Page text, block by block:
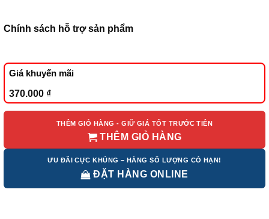
Chính sách hỗ trợ sản phẩm
Giá khuyến mãi
370.000 ₫
THÊM GIỎ HÀNG - GIỮ GIÁ TỐT TRƯỚC TIÊN
THÊM GIỎ HÀNG
ƯU ĐÃI CỰC KHỦNG – HÀNG SỐ LƯỢNG CÓ HẠN!
ĐẶT HÀNG ONLINE